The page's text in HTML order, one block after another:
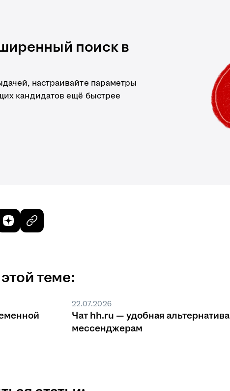
поиск в
настраивайте параметры
кандидатов ещё быстрее
теме:
22.07.2026
Чат hh.ru — удобная альтернатива
мессенджерам